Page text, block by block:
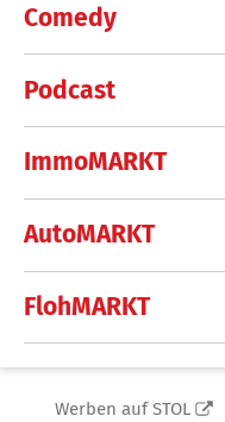
Comedy
Podcast
ImmoMARKT
AutoMARKT
FlohMARKT
Werben auf STOL